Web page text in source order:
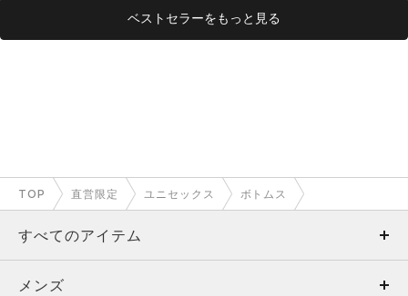
ベストセラーをもっと見る
TOP 直営限定 ユニセックス ボトムス
すべてのアイテム
メンズ
メンズ